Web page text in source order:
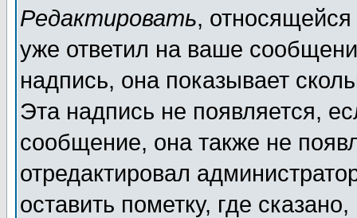
Редактировать,
уже ответил на ваше
надпись, она показывает
Эта надпись не появляется,
сообщение, она также не
отредактировал
оставить пометку, где